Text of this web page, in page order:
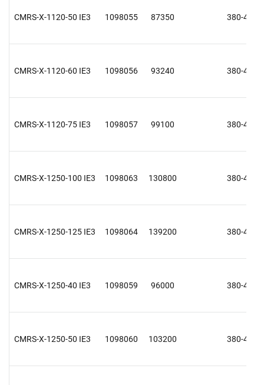
CMRS-X-1120-50 IE3 1098055 87350 380-415
CMRS-X-1120-60 IE3 1098056 93240 380-415
CMRS-X-1120-75 IE3 1098057 99100 380-415
CMRS-X-1250-100 IE3 1098063 130800 380-415
CMRS-X-1250-125 IE3 1098064 139200 380-415
CMRS-X-1250-40 IE3 1098059 96000 380-415
CMRS-X-1250-50 IE3 1098060 103200 380-415